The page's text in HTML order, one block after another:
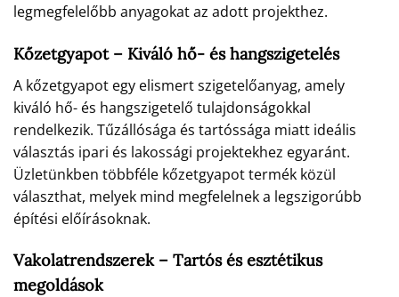
legmegfelelőbb anyagokat az adott projekthez.
Kőzetgyapot – Kiváló hő- és hangszigetelés
A kőzetgyapot egy elismert szigetelőanyag, amely
kiváló hő- és hangszigetelő tulajdonságokkal
rendelkezik. Tűzállósága és tartóssága miatt ideális
választás ipari és lakossági projektekhez egyaránt.
Üzletünkben többféle kőzetgyapot termék közül
választhat, melyek mind megfelelnek a legszigorúbb
építési előírásoknak.
Vakolatrendszerek – Tartós és esztétikus
megoldások